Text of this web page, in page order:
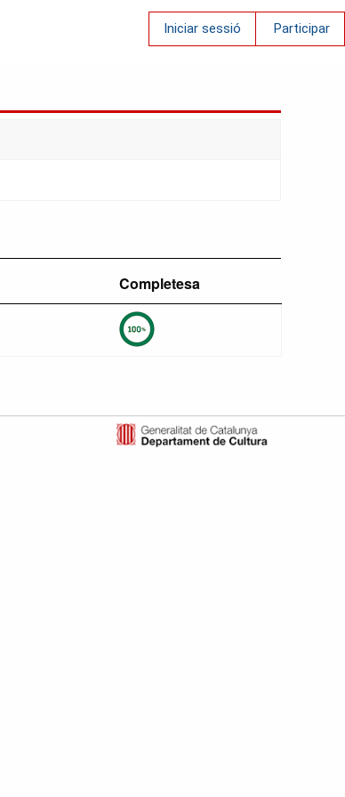
Iniciar sessió Participar
Completesa